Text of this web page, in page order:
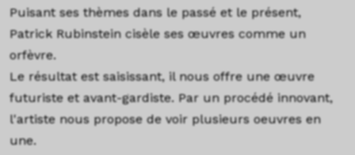
Puisant ses thèmes dans le passé et le présent,
Patrick Rubinstein cisèle ses œuvres comme un
orfèvre.
Le résultat est saisissant, il nous offre une œuvre
futuriste et avant-gardiste. Par un procédé innovant,
l'artiste nous propose de voir plusieurs oeuvres en
une.